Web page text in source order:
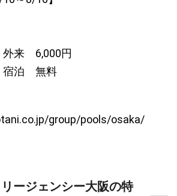
外来 6,000円
宿泊 無料
group/pools/osaka/
ージェンシー大阪の特